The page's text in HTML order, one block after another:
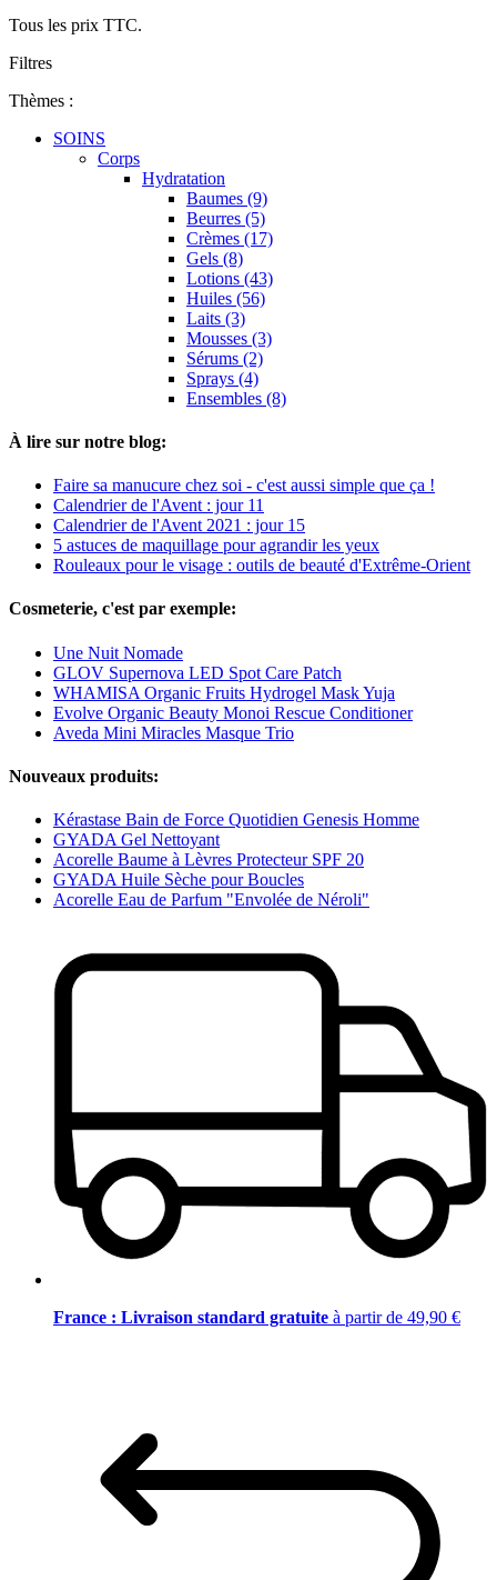
Tous les prix TTC.
Filtres
Thèmes :
SOINS
Corps
Hydratation
Baumes (9)
Beurres (5)
Crèmes (17)
Gels (8)
Lotions (43)
Huiles (56)
Laits (3)
Mousses (3)
Sérums (2)
Sprays (4)
Ensembles (8)
À lire sur notre blog:
Faire sa manucure chez soi - c'est aussi simple que ça !
Calendrier de l'Avent : jour 11
Calendrier de l'Avent 2021 : jour 15
5 astuces de maquillage pour agrandir les yeux
Rouleaux pour le visage : outils de beauté d'Extrême-Orient
Cosmeterie, c'est par exemple:
Une Nuit Nomade
GLOV Supernova LED Spot Care Patch
WHAMISA Organic Fruits Hydrogel Mask Yuja
Evolve Organic Beauty Monoi Rescue Conditioner
Aveda Mini Miracles Masque Trio
Nouveaux produits:
Kérastase Bain de Force Quotidien Genesis Homme
GYADA Gel Nettoyant
Acorelle Baume à Lèvres Protecteur SPF 20
GYADA Huile Sèche pour Boucles
Acorelle Eau de Parfum "Envolée de Néroli"
France : Livraison standard gratuite à partir de 49,90 €